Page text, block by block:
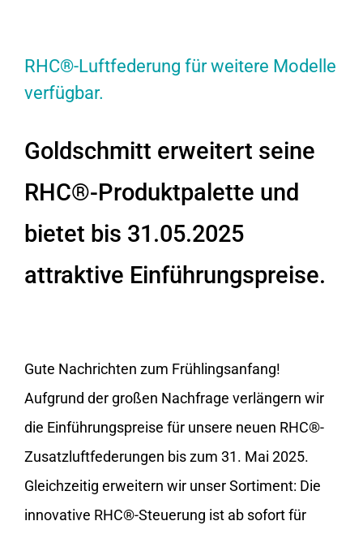
RHC®-Luftfederung für weitere Modelle
verfügbar.
Goldschmitt erweitert seine
RHC®-Produktpalette und
bietet bis 31.05.2025
attraktive Einführungspreise.
Gute Nachrichten zum Frühlingsanfang!
Aufgrund der großen Nachfrage verlängern wir
die Einführungspreise für unsere neuen RHC®-
Zusatzluftfederungen bis zum 31. Mai 2025.
Gleichzeitig erweitern wir unser Sortiment: Die
innovative RHC®-Steuerung ist ab sofort für